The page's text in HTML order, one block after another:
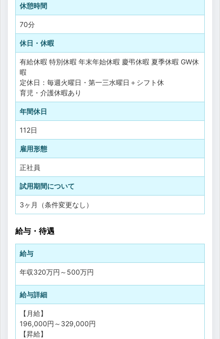
休憩時間
70分
休日・休暇
有給休暇 特別休暇 年末年始休暇 慶弔休暇 夏季休暇 GW休
暇
定休日：毎週火曜日・第一三水曜日＋シフト休
育児・介護休暇あり
年間休日
112日
雇用形態
正社員
試用期間について
3ヶ月（条件変更なし）
給与・待遇
給与
年収320万円 ～ 500万円
給与詳細
【月給】
196,000円～329,000円
【昇給】